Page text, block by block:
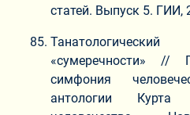
статей. Выпуск 5. ГИИ,
«сумеречности» //
симфония
антологии Курта